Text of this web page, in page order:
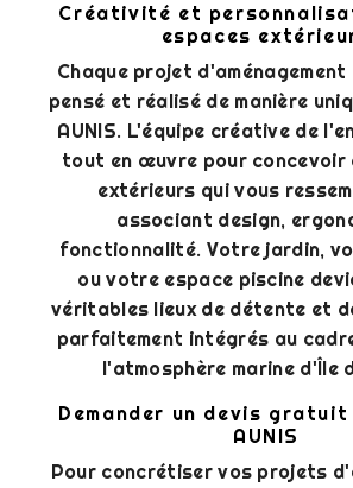
Créativité et
espaces
Chaque projet
pensé et réalisé de manière
AUNIS. L'équipe créative de
tout en œuvre pour concevoir
extérieurs qui vous
associant design,
fonctionnalité. Votre jardin,
ou votre espace piscine
véritables lieux de détente et
parfaitement intégrés au
l'atmosphère marine d'Île
Demander un devis gratuit
AUNIS
Pour concrétiser vos projets